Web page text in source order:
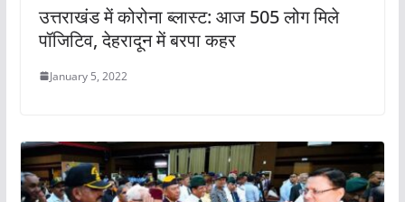
उत्तराखंड में कोरोना ब्लास्ट: आज 505 लोग मिले
पॉजिटिव, देहरादून में बरपा कहर
January 5, 2022